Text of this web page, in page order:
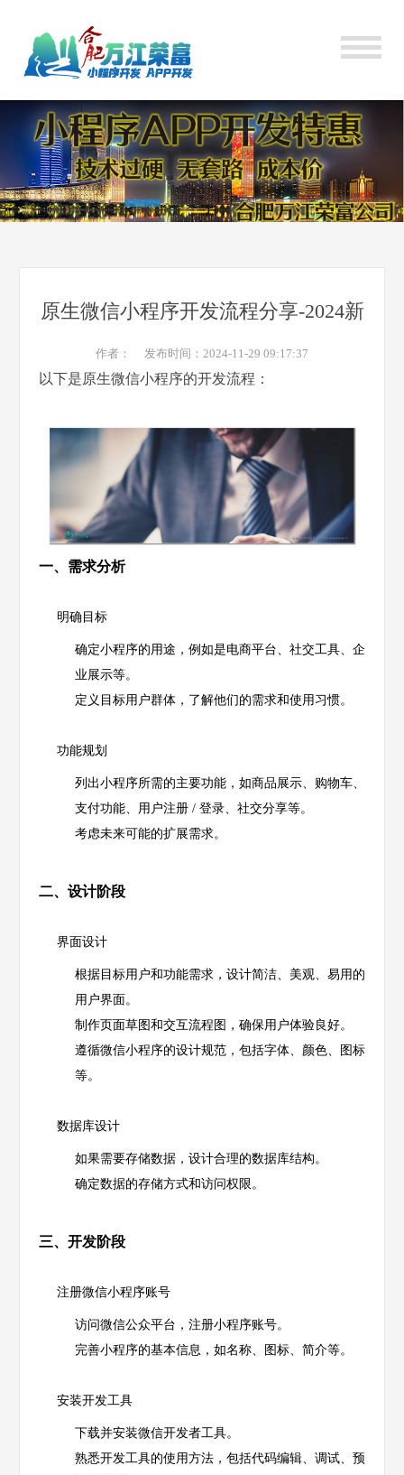
原生微信小程序开发流程分享-2024新
作者： 发布时间：2024-11-29 09:17:37
以下是原生微信小程序的开发流程：
一、需求分析
明确目标
确定小程序的用途，例如是电商平台、社交工具、企
业展示等。
定义目标用户群体，了解他们的需求和使用习惯。
功能规划
列出小程序所需的主要功能，如商品展示、购物车、
支付功能、用户注册 / 登录、社交分享等。
考虑未来可能的扩展需求。
二、设计阶段
界面设计
根据目标用户和功能需求，设计简洁、美观、易用的
用户界面。
制作页面草图和交互流程图，确保用户体验良好。
遵循微信小程序的设计规范，包括字体、颜色、图标
等。
数据库设计
如果需要存储数据，设计合理的数据库结构。
确定数据的存储方式和访问权限。
三、开发阶段
注册微信小程序账号
访问微信公众平台，注册小程序账号。
完善小程序的基本信息，如名称、图标、简介等。
安装开发工具
下载并安装微信开发者工具。
熟悉开发工具的使用方法，包括代码编辑、调试、预